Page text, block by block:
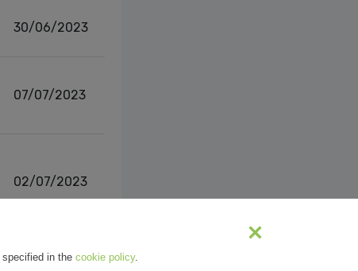
30/06/2023
07/07/2023
02/07/2023
1 2 Next
in the cookie policy.